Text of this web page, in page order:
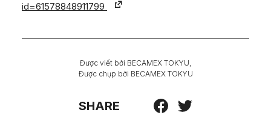
id=61578848911799
Được viết bởi BECAMEX TOKYU,
Được chụp bởi BECAMEX TOKYU
SHARE